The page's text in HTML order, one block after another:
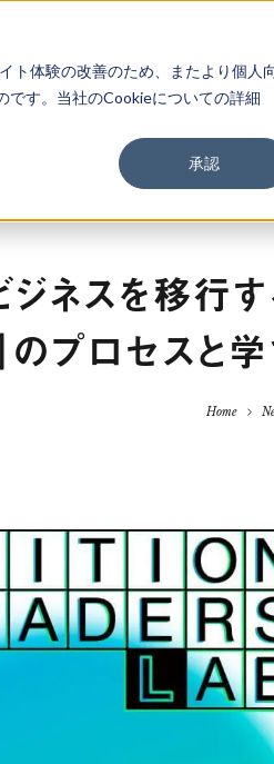
ト体験の改善のため、またより個人
です。当社のCookieについての詳細
承認
Work Findings
ネスを移行
のプロセス
Home